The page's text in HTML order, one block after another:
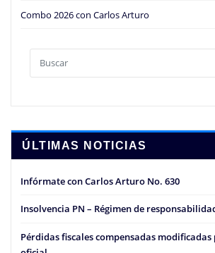
Combo 2026 con Carlos Arturo
ÚLTIMAS NOTICIAS
Infórmate con Carlos Arturo No. 630
Insolvencia PN – Régimen de
Pérdidas fiscales compensadas